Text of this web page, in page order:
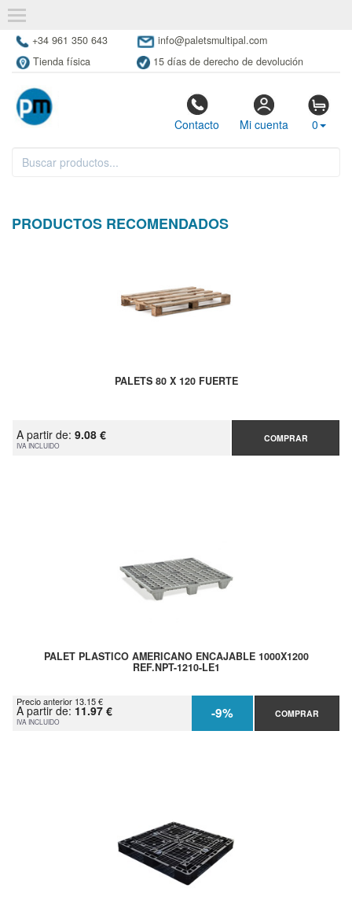
+34 961 350 643
info@paletsmultipal.com
Tienda física
15 días de derecho de devolución
Contacto Mi cuenta 0
PRODUCTOS RECOMENDADOS
PALETS 80 X 120 FUERTE
A partir de: 9.08 €
IVA INCLUIDO
COMPRAR
PALET PLASTICO AMERICANO ENCAJABLE 1000X1200
REF.NPT-1210-LE1
Precio anterior 13.15 €
A partir de: 11.97 €
IVA INCLUIDO -9% COMPRAR